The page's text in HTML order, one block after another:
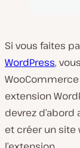
Si vous faites
WordPress,
extension
devrez
et créer un site